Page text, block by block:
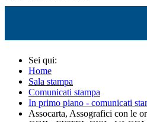
Sei qui:
Home
Sala stampa
Comunicati stampa
In primo piano - comunicati
Assocarta, Assografici con le